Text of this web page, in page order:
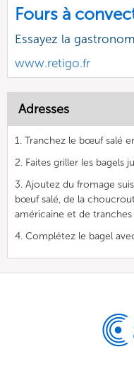
Fours à
Essayez la
www.retigo.fr
Adresses
1. Tranchez le bœuf salé
2. Faites griller les bagels
3. Ajoutez du fromage
bœuf salé, de la
américaine et de
4. Complétez le bagel